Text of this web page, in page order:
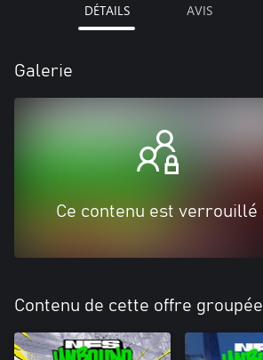
DÉTAILS AVIS
Galerie
Ce contenu est verrouillé
Contenu de cette offre groupée